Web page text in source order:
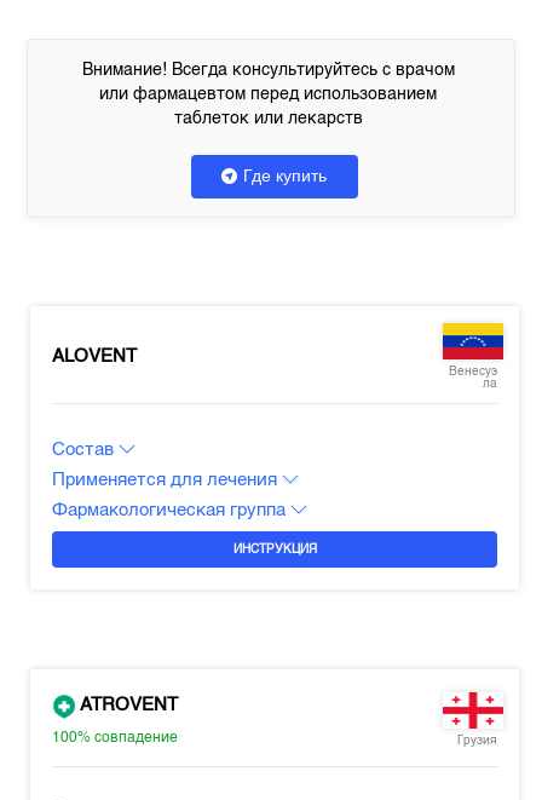
Внимание! Всегда консультируйтесь с врачом
или фармацевтом перед использованием
таблеток или лекарств
Где купить
ALOVENT
Венесуэ
ла
Состав
Применяется для лечения
Фармакологическая группа
ИНСТРУКЦИЯ
ATROVENT
100%совпадение Грузия